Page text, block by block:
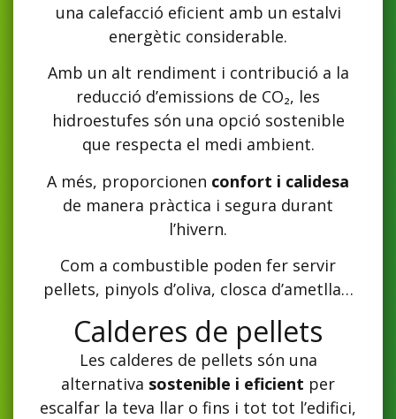
una calefacció eficient amb un estalvi
energètic considerable.
Amb un alt rendiment i contribució a la
reducció d’emissions de CO₂, les
hidroestufes són una opció sostenible
que respecta el medi ambient.
A més, proporcionen confort i calidesa
de manera pràctica i segura durant
l’hivern.
Com a combustible poden fer servir
pellets, pinyols d’oliva, closca d’ametlla…
Calderes de pellets
Les calderes de pellets són una
alternativa sostenible i eficient per
escalfar la teva llar o fins i tot tot l’edifici,